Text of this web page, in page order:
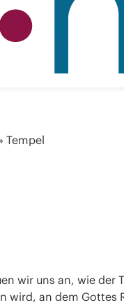
Tempel
wir uns an, wie der
wird, an dem Gottes